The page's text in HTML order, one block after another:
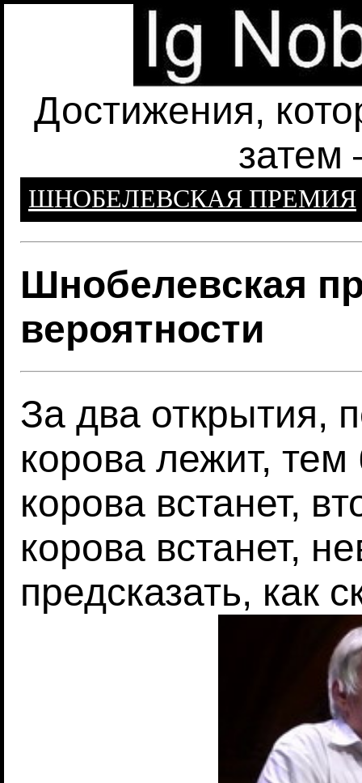
Достижения,
затем
ШНОБЕЛЕВСКАЯ ПРЕМИЯ
Шнобелевская
вероятности
За два открытия,
корова лежит,
корова встанет,
корова встанет,
предсказать, как